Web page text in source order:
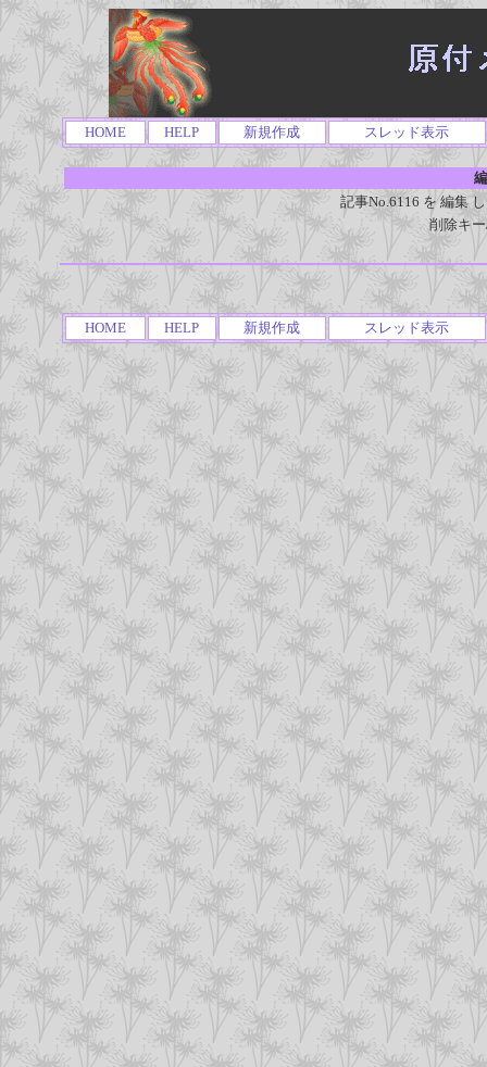
HOME HELP 新規作成 スレッド表示
記事No.6116 を 編集
削除キ
HOME HELP 新規作成 スレッド表示